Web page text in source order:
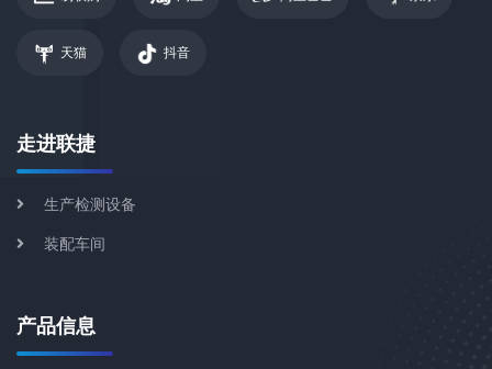
天猫 抖音
走进联捷
生产检测设备
装配车间
产品信息